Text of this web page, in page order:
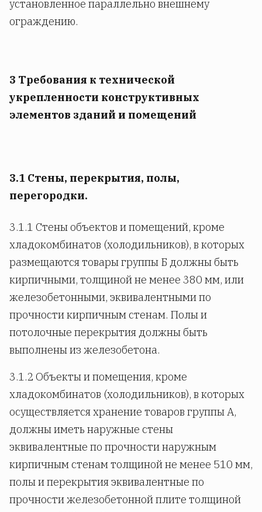
установленное параллельно внешнему
ограждению.
3 Требования к технической
укрепленности конструктивных
элементов зданий и помещений
3.1 Стены, перекрытия, полы,
перегородки.
3.1.1 Стены объектов и помещений, кроме
хладокомбинатов (холодильников), в которых
размещаются товары группы Б должны быть
кирпичными, толщиной не менее 380 мм, или
железобетонными, эквивалентными по
прочности кирпичным стенам. Полы и
потолочные перекрытия должны быть
выполнены из железобетона.
3.1.2 Объекты и помещения, кроме
хладокомбинатов (холодильников), в которых
осуществляется хранение товаров группы А,
должны иметь наружные стены
эквивалентные по прочности наружным
кирпичным стенам толщиной не менее 510 мм,
полы и перекрытия эквивалентные по
прочности железобетонной плите толщиной